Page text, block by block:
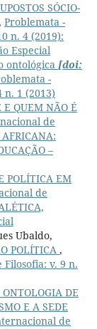
SÓCIO-
Problemata -
n. 4 (2019):
Especial
ontológica [doi:
-
n. 1 (2013)
E QUEM NÃO É
de
–
POLÍTICA EM
de
Ubaldo,
POLÍTICA ,
v. 9 n.
DE
E A SEDE
de